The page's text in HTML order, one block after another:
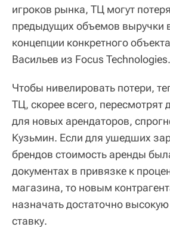
игроков рынка, ТЦ могут
предыдущих объемов выручки
концепции конкретного
Васильев из Focus Technologies.
Чтобы нивелировать потери,
ТЦ, скорее всего, пересмотрят
для новых арендаторов,
Кузьмин. Если для ушедших
брендов стоимость аренды
документах в привязке к
магазина, то новым
назначать достаточно
ставку.